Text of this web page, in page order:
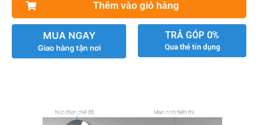
Thêm vào giỏ hàng
MUA NGAY
Giao hàng tận nơi
TRẢ GÓP 0%
Qua thẻ tín dụng